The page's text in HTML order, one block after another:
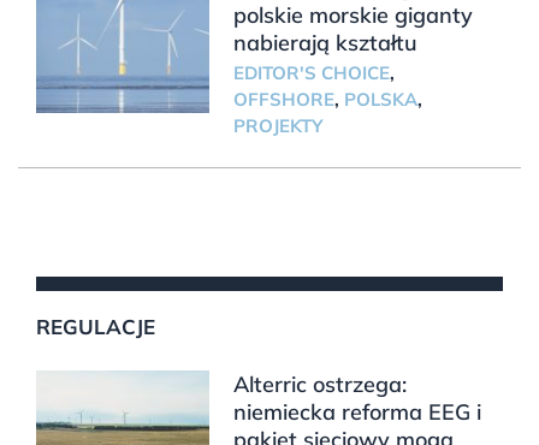
polskie morskie giganty
nabierają kształtu
EDITOR'S CHOICE,
OFFSHORE, POLSKA,
PROJEKTY
REGULACJE
Alterric ostrzega:
niemiecka reforma EEG i